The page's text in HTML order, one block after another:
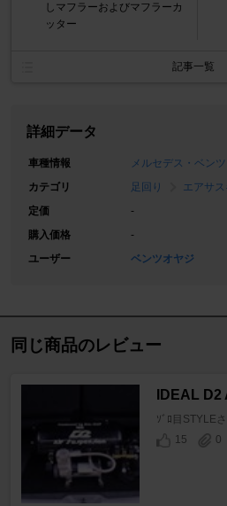
しマフラーおよびマフラーカ
ッター
記事一覧
詳細データ
車種情報
メルセデス・ベン
カテゴリ
足回り
エアサス
定価
-
購入価格
-
ユーザー
ベンツオヤジ
同じ商品のレビュー
IDEAL
ｿﾞﾛ目STYLE
15
0